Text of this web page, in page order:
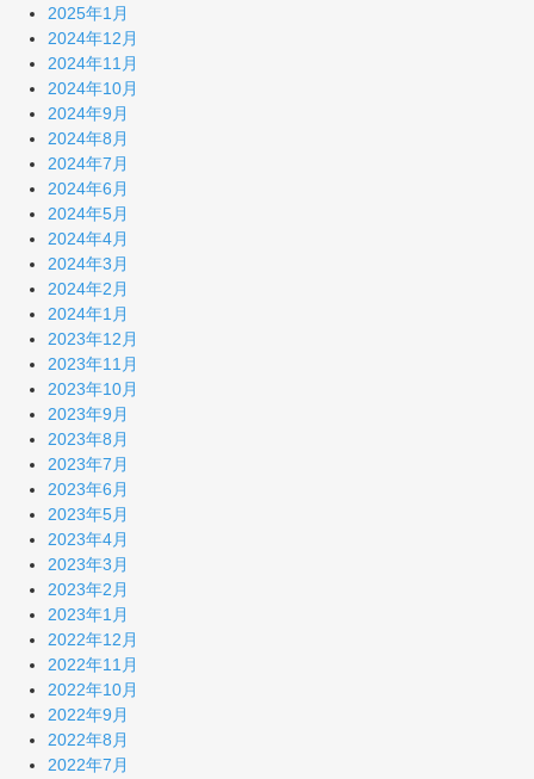
2025年1月
2024年12月
2024年11月
2024年10月
2024年9月
2024年8月
2024年7月
2024年6月
2024年5月
2024年4月
2024年3月
2024年2月
2024年1月
2023年12月
2023年11月
2023年10月
2023年9月
2023年8月
2023年7月
2023年6月
2023年5月
2023年4月
2023年3月
2023年2月
2023年1月
2022年12月
2022年11月
2022年10月
2022年9月
2022年8月
2022年7月